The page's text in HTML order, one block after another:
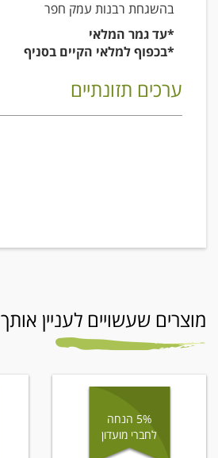
בהשגחת רבנות עמק חפר
*עד גמר המלאי
*בכפוף למלאי הקיים בסניף
ערכים תזונתיים
מוצרים שעשויים לעניין אותך
5% הנחה
לחברי מועדון